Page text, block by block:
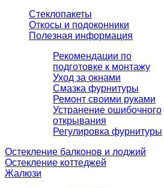
Стеклопакеты
Откосы и подоконники
Полезная информация
Рекомендации по
подготовке к монтажу
Уход за окнами
Смазка фурнитуры
Ремонт своими руками
Устранение ошибочного
открывания
Регулировка фурнитуры
Остекление балконов и лоджий
Остекление коттеджей
Жалюзи